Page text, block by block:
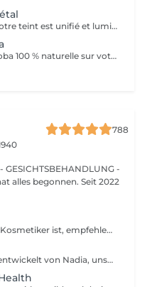
Ce soin purifie et hydrate votre peau. Votre teint est unifié et lumineux, grâce à l' alliance du Charbon Végétal et de l'édulis
Découvrez la sensation de lhuile de Jojoba 100 % naturelle sur votre peau. Nourrie, votre peau retrouve tout son confort. Libéré de ses tensions grâce aux mains habiles de notre esthéticienne, votre visage est détendu. Bénéfices : Nourrie, votre peau retrouve tout son confort.
788
-
Wenn dies Ihr erster Besuch bei einem Kosmetiker ist, empfehlen wir, mit einer Beratung zu beginnen. Wie wird die Beratung durchgeführt? - nur Beratung - Wir bestimmen Ihren Hauttyp, besprechen Ihre gewünschten Ergebnisse, helfen Ihnen bei der Auswahl der richtigen Hautpflegeprodukte und entscheiden, welche Behandlung Ihre spezifischen Anliegen am besten anspricht. - Beratung + erste Behandlung - Wir bestimmen Ihren Hauttyp, besprechen Ihre gewünschten Ergebnisse, helfen Ihnen bei der Auswahl der richtigen Hautpflegeprodukte und entscheiden, welche Behandlung Ihre spezifischen Anliegen am besten anspricht. Wir führen die erste Behandlung direkt nach der Beratung durch.
Eine exklusive Signature-Behandlung, entwickelt von Nadia, unserer Kosmetikerin, speziell für die empfindliche Augen- und Hals-/Dekolletépartie. Sie spendet intensive Feuchtigkeit und verbessert die Elastizität der Haut, wodurch Festigkeit, Geschmeidigkeit und ein sichtbar frischeres, revitalisiertes Hautbild gefördert werden. Die Behandlung hilft, das Erscheinungsbild feiner Linien zu reduzieren, verleiht der Augenpartie einen sanften aufhellenden Effekt und sorgt für ein natürliches Lifting-Ergebnis für einen erholten Blick und ein jugendlicheres Aussehen. Eine weitere Option kombiniert die intensive Feuchtigkeitspflege für Augen- und Halsbereich mit einer vollständigen Gesichtsbehandlung und bietet so ein besonders umfassendes Pflegeerlebnis.